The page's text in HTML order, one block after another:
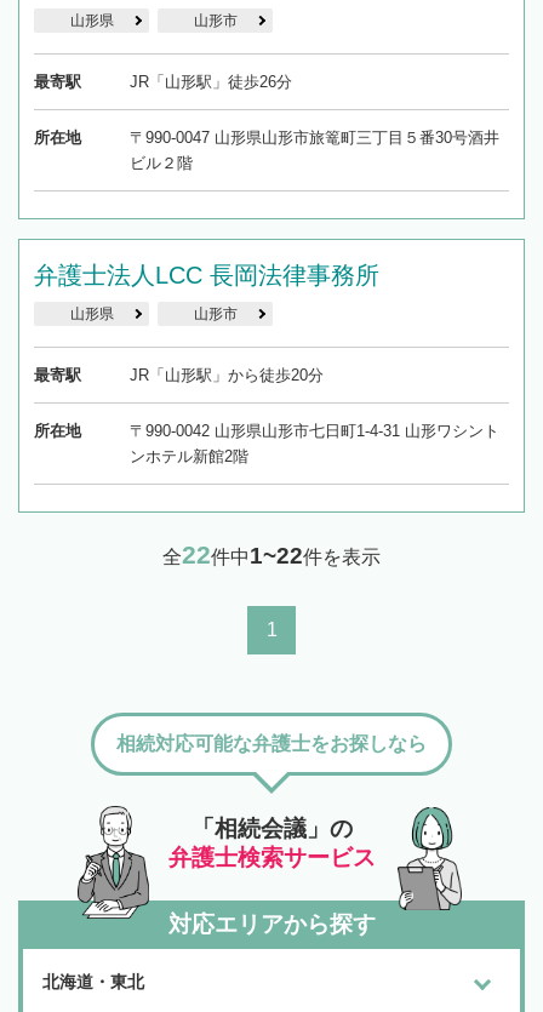
山形県 山形市
最寄駅 JR「山形駅」徒歩26分
所在地
〒990-0047 山形県山形市旅篭町三丁目５番30号酒井
ビル２階
弁護士法人LCC 長岡法律事務所
山形県 山形市
最寄駅 JR「山形駅」から徒歩20分
所在地
〒990-0042 山形県山形市七日町1-4-31 山形ワシント
ンホテル新館2階
全22件中1~22件を表示
1
「相続会議」の
弁護士検索サービス
相続対応可能な弁護士をお探しなら
対応エリアから探す
北海道・東北